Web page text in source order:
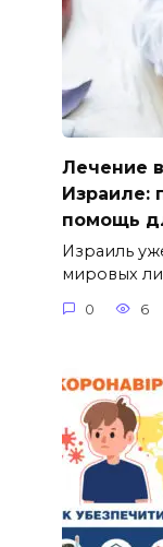
Лечение
Израиле:
помощь
Израиль
мировых
0 6